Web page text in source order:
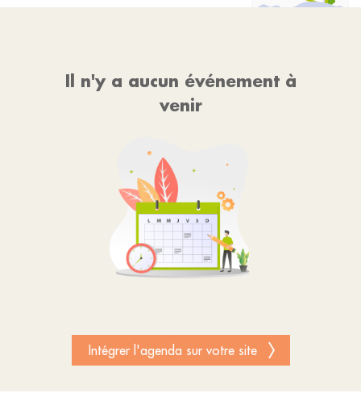
Il n'y a aucun événement à
venir
Intégrer l'agenda sur votre site